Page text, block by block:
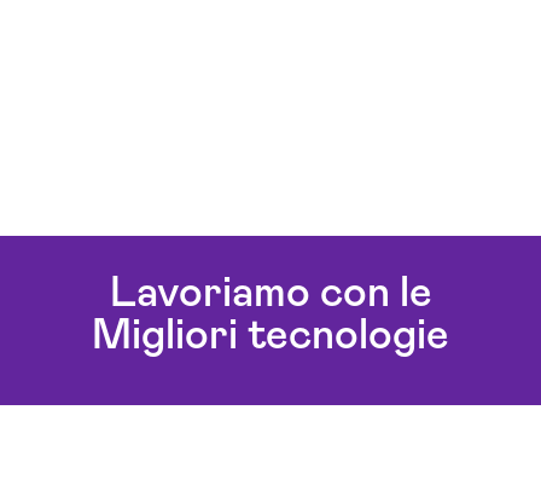
Lavoriamo con le
Migliori tecnologie